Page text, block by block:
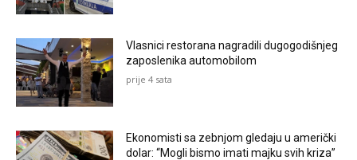
Vlasnici restorana nagradili dugogodišnjeg
zaposlenika automobilom
prije 4 sata
Ekonomisti sa zebnjom gledaju u američki
dolar: “Mogli bismo imati majku svih kriza”